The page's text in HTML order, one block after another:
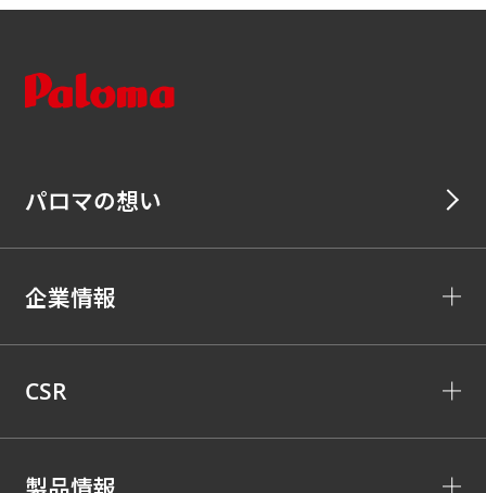
パロマの想い
企業情報
CSR